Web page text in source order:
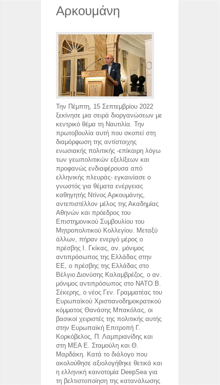
Αρκουμάνη
Την Πέμπτη, 15 Σεπτεμβρίου 2022
ξεκίνησε μια σειρά διοργανώσεων με
κεντρικό θέμα τη Ναυτιλία. Την
πρωτοβουλία αυτή που σκοπεί στη
διαμόρφωση της αντίστοιχης
ενωσιακής πολιτικής -επίκαιρη λόγω
των γεωπολιτικών εξελίξεων και
προφανώς ενδιαφέρουσα από
ελληνικής πλευράς- εγκαινίασε ο
γνωστός για θέματα ενέργειας
καθηγητής Ντίνος Αρκουμάνης,
αντεπιστέλλον μέλος της Ακαδημίας
Αθηνών και πρόεδρος του
Επιστημονικού Συμβουλίου του
Μητροπολιτικού Κολλεγίου. Μεταξύ
άλλων, πήραν ενεργό μέρος ο
πρέσβης Ι. Γκίκας, αν. μόνιμος
αντιπρόσωπος της Ελλάδας στην
ΕΕ, ο πρέσβης της Ελλάδας στο
Βέλγιο Διονύσης Καλαμβρέζος, ο αν.
μόνιμος αντιπρόσωπος στο ΝΑΤΟ Β.
Σέκερης, ο νέος Γεν. Γραμματέας του
Ευρωπαϊκού Χριστιανοδημοκρατικού
κόμματος Θανάσης Μπακόλας, οι
βασικοί χειριστές της πολιτικής αυτής
στην Ευρωπαϊκή Επιτροπή Γ.
Κορκόβελος, Π. Λαμπριανίδης και
στη ΜΕΑ Ε. Σταμούλη και Θ.
Μαρδάκη. Κατά το διάλογο που
ακολούθησε αξιολογήθηκε θετικά και
η ελληνική καινοτομία DeepSea για
τη βελτιστοποίηση της κατανάλωσης